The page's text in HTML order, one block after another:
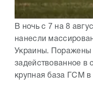
В ночь с 7 на 8
нанесли
Украины. Поражены
задействованное в
крупная база ГСМ в